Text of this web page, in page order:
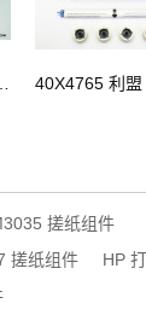
TN/DTN 维护套件
搓纸组件
搓纸组件
HP